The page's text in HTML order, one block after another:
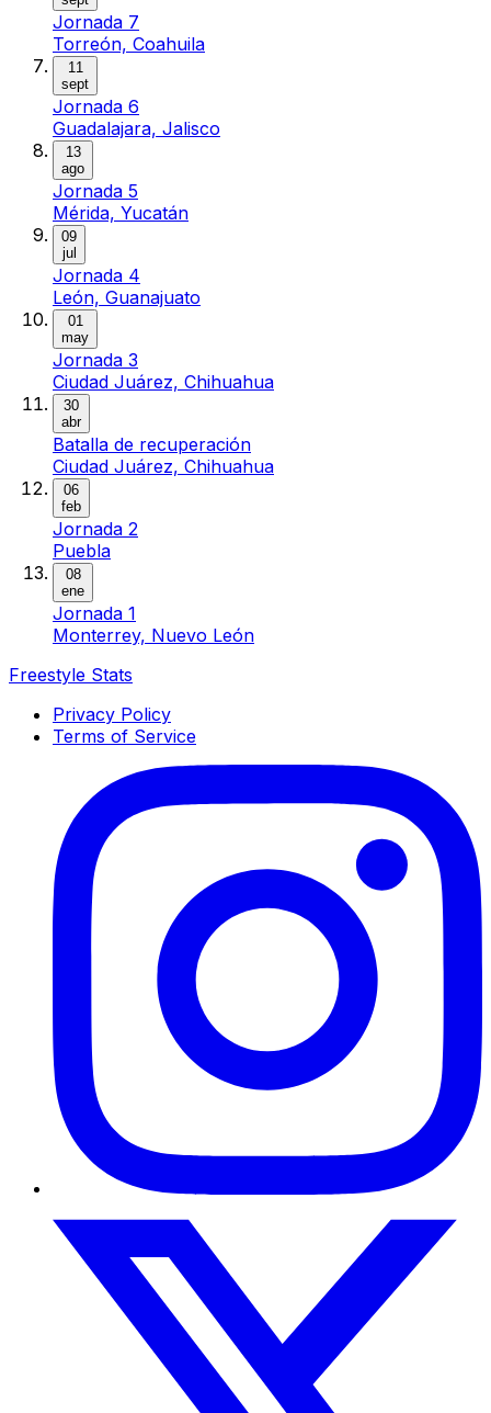
Jornada 7
Torreón, Coahuila
11
sept
Jornada 6
Guadalajara, Jalisco
13
ago
Jornada 5
Mérida, Yucatán
09
jul
Jornada 4
León, Guanajuato
01
may
Jornada 3
Ciudad Juárez, Chihuahua
30
abr
Batalla de recuperación
Ciudad Juárez, Chihuahua
06
feb
Jornada 2
Puebla
08
ene
Jornada 1
Monterrey, Nuevo León
Freestyle Stats
Privacy Policy
Terms of Service